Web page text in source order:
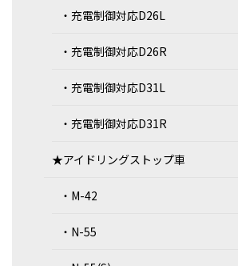
・充電制御対応D26L
・充電制御対応D26R
・充電制御対応D31L
・充電制御対応D31R
★アイドリングストップ車
・M-42
・N-55